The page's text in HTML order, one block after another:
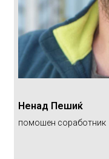
Ненад Пешиќ
помошен соработник